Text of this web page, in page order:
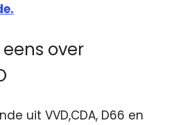
over
uit VVD,CDA, D66 en